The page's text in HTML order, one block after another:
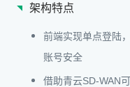
架构特点
前端实现单点登陆
账号安全
借助青云SD-WAN